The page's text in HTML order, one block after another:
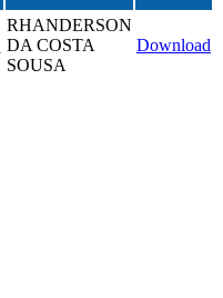
RHANDERSON
DA COSTA
SOUSA
Download